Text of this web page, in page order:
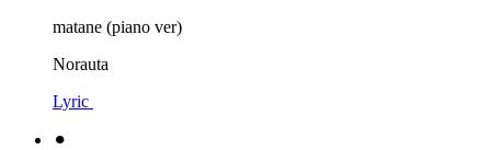
matane (piano ver)
Norauta
Lyric
⚫︎